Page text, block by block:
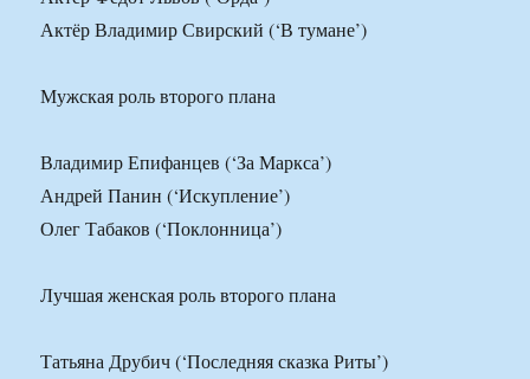
Актёр Владимир Свирский (‘В тумане’)
Мужская роль второго плана
Владимир Епифанцев (‘За Маркса’)
Андрей Панин (‘Искупление’)
Олег Табаков (‘Поклонница’)
Лучшая женская роль второго плана
Татьяна Друбич (‘Последняя сказка Риты’)